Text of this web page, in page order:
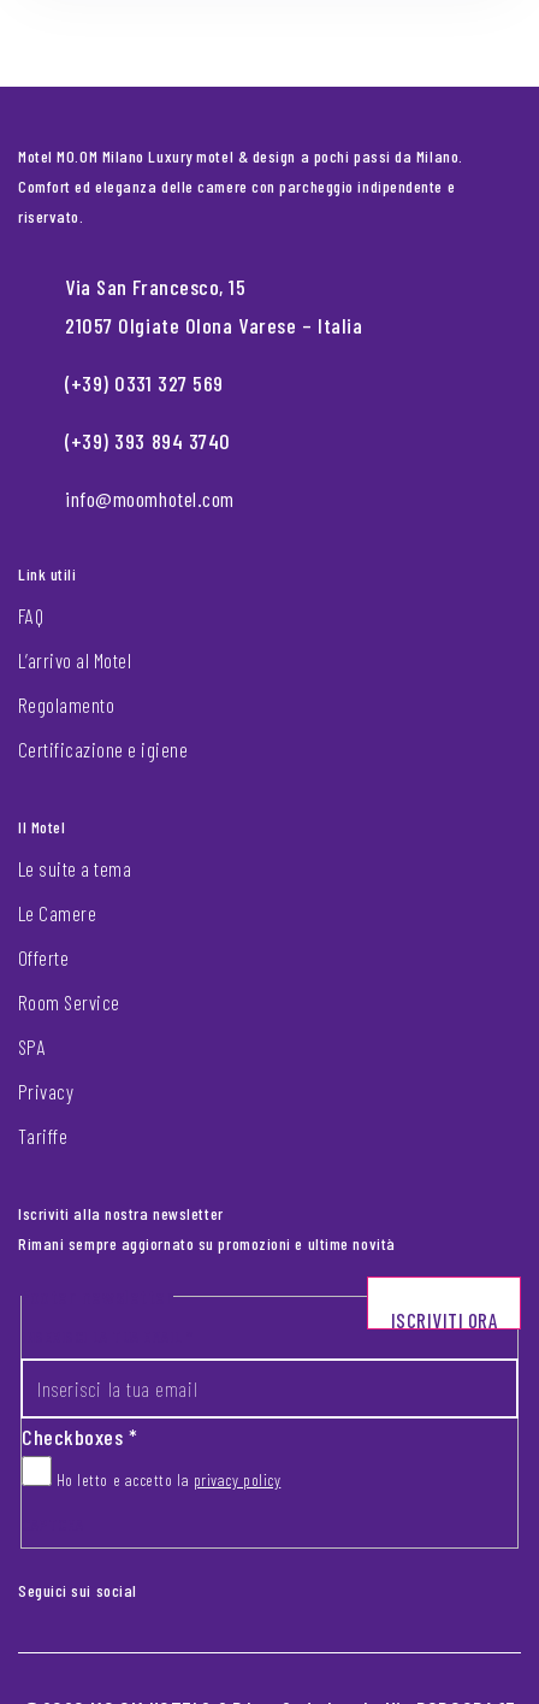
Motel MO.OM Milano Luxury motel & design a pochi passi da Milano.
Comfort ed eleganza delle camere con parcheggio indipendente e
riservato.
Via San Francesco, 15
21057 Olgiate Olona Varese – Italia
(+39) 0331 327 569
(+39) 393 894 3740
info@moomhotel.com
Link utili
FAQ
L’arrivo al Motel
Regolamento
Certificazione e igiene
Il Motel
Le suite a tema
Le Camere
Offerte
Room Service
SPA
Privacy
Tariffe
Iscriviti alla nostra newsletter
Rimani sempre aggiornato su promozioni e ultime novità
Footer newsletter
Checkboxes*
Ho letto e accetto la privacy policy
ISCRIVITI ORA
Seguici sui social